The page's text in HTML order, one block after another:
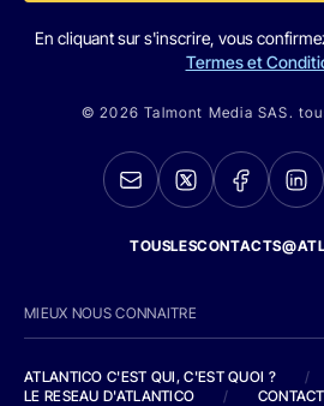
En cliquant sur s'inscrire, vous
Termes et
© 2026 Talmont Media SAS.
MIEUX NOUS CONNAITRE
ATLANTICO C'EST QUI, C'EST QUOI ?
/
LE RESEAU D'ATLANTICO
/ CONTACT